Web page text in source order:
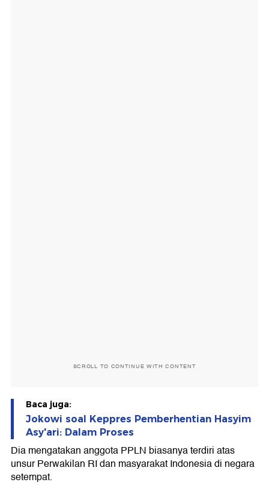
SCROLL TO CONTINUE WITH CONTENT
Baca juga:
Jokowi soal Keppres Pemberhentian Hasyim
Asy'ari: Dalam Proses
Dia mengatakan anggota PPLN biasanya terdiri atas
unsur Perwakilan RI dan masyarakat Indonesia di negara
setempat.